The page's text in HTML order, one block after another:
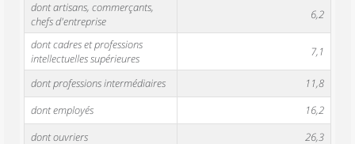
dont artisans, commerçants,
chefs d'entreprise
6,2
dont cadres et professions
intellectuelles supérieures
7,1
dont professions intermédiaires
11,8
dont employés
16,2
dont ouvriers
26,3